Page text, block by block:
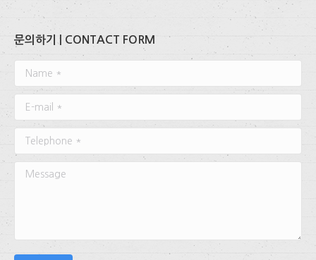
문의하기 | CONTACT FORM
Name *
E-mail *
Telephone *
Message